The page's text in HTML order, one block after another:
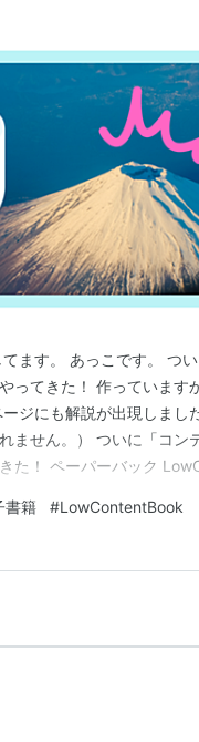
ます。 あっこです。 つ
ってきた！ 作っています
ジにも解説が出現しまし
ません。） ついに「コン
た！ ペーパーバック
」と言われ
書籍 #LowContentBook